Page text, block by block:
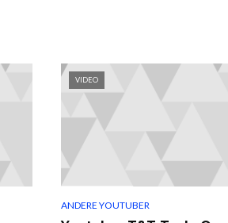
VIDEO
ANDERE YOUTUBER